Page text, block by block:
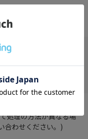
製の猫砂です。燃える
処理の方法が異なる場
合わせください。)